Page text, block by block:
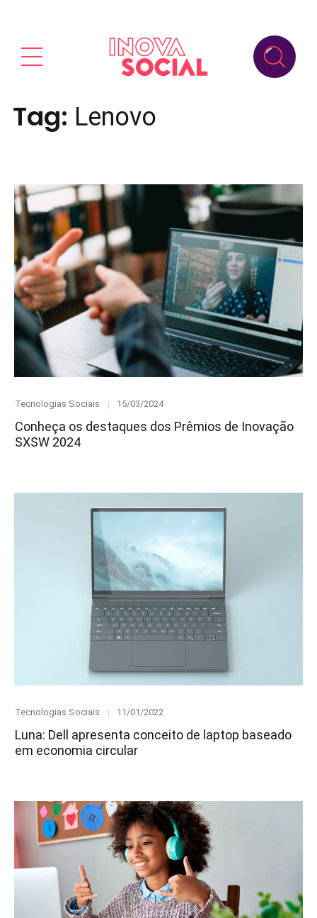
Tag: Lenovo
Category
Tecnologias Sociais
Posted
15/03/2024
Conheça os destaques dos Prêmios de Inovação
SXSW 2024
Category
Tecnologias Sociais
Posted
11/01/2022
Luna: Dell apresenta conceito de laptop baseado
em economia circular